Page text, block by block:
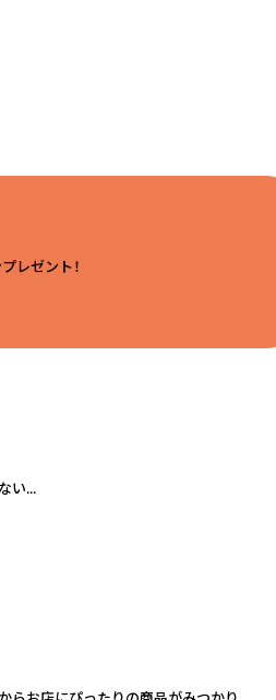
レゼント！
い...